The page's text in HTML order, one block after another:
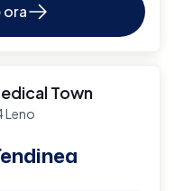
ora
Town
Leno